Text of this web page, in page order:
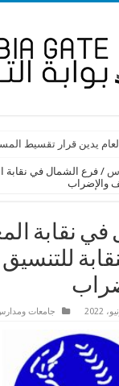
يدين قرار تقسيط
كاملًا
/ فرع الشمال في نقابة
والإضراب
نقابة
جامعات